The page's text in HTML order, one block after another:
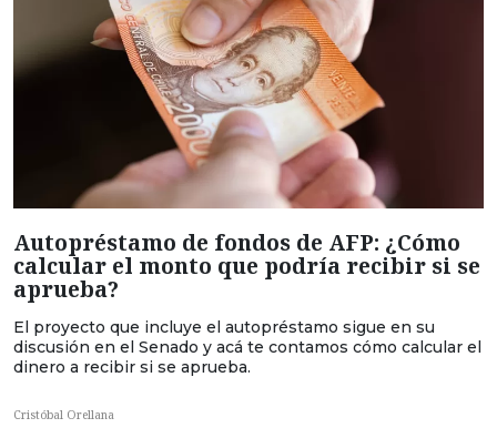
Autopréstamo de fondos de AFP: ¿Cómo
calcular el monto que podría recibir si se
aprueba?
El proyecto que incluye el autopréstamo sigue en su
discusión en el Senado y acá te contamos cómo calcular el
dinero a recibir si se aprueba.
Cristóbal Orellana